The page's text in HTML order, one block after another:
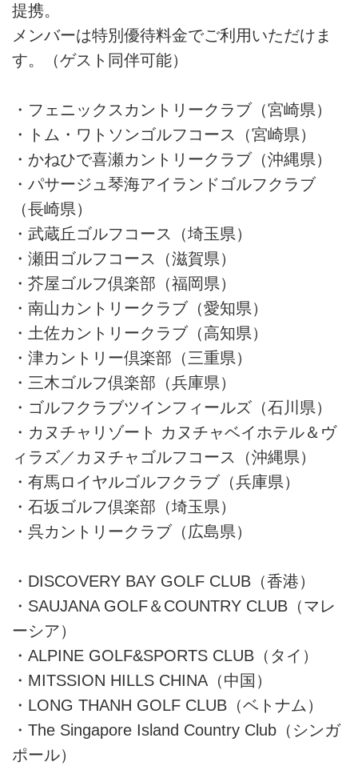
提携。
メンバーは特別優待料金でご利用いただけま
す。（ゲスト同伴可能）
・フェニックスカントリークラブ（宮崎県）
・トム・ワトソンゴルフコース（宮崎県）
・かねひで喜瀬カントリークラブ（沖縄県）
・パサージュ琴海アイランドゴルフクラブ
（長崎県）
・武蔵丘ゴルフコース（埼玉県）
・瀬田ゴルフコース（滋賀県）
・芥屋ゴルフ倶楽部（福岡県）
・南山カントリークラブ（愛知県）
・土佐カントリークラブ（高知県）
・津カントリー倶楽部（三重県）
・三木ゴルフ倶楽部（兵庫県）
・ゴルフクラブツインフィールズ（石川県）
・カヌチャリゾート カヌチャベイホテル＆ヴ
ィラズ／カヌチャゴルフコース（沖縄県）
・有馬ロイヤルゴルフクラブ（兵庫県）
・石坂ゴルフ倶楽部（埼玉県）
・呉カントリークラブ（広島県）
・DISCOVERY BAY GOLF CLUB（香港）
・SAUJANA GOLF＆COUNTRY CLUB（マレ
ーシア）
・ALPINE GOLF&SPORTS CLUB（タイ）
・MITSSION HILLS CHINA（中国）
・LONG THANH GOLF CLUB（ベトナム）
・The Singapore Island Country Club（シンガ
ポール）